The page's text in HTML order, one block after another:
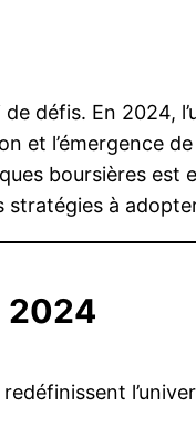
défis. En 2024,
et l’émergence
boursières est
à
2024